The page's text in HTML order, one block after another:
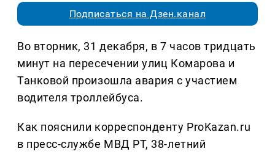
Подписаться на Дзен.канал
Во вторник, 31 декабря, в 7 часов тридцать
минут на пересечении улиц Комарова и
Танковой произошла авария с участием
водителя троллейбуса.
Как пояснили корреспонденту ProKazan.ru
в пресс-службе МВД РТ, 38-летний